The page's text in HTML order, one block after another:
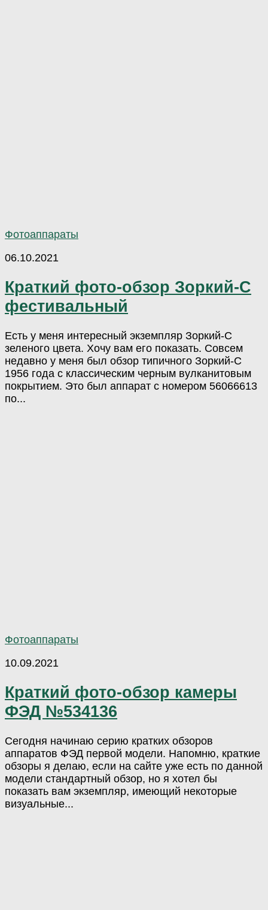
Фотоаппараты
06.10.2021
Краткий фото-обзор Зоркий-С
фестивальный
Есть у меня интересный экземпляр Зоркий-С
зеленого цвета. Хочу вам его показать. Совсем
недавно у меня был обзор типичного Зоркий-С
1956 года с классическим черным вулканитовым
покрытием. Это был аппарат с номером 56066613
по...
Фотоаппараты
10.09.2021
Краткий фото-обзор камеры
ФЭД №534136
Сегодня начинаю серию кратких обзоров
аппаратов ФЭД первой модели. Напомню, краткие
обзоры я делаю, если на сайте уже есть по данной
модели стандартный обзор, но я хотел бы
показать вам экземпляр, имеющий некоторые
визуальные...